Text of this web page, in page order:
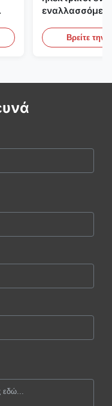
σύνολο
Cummins
Βρείτε την